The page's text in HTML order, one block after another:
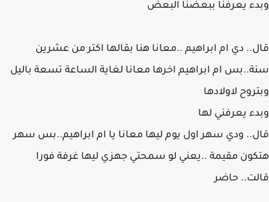
وبدء يعرفنا ببعضنا البعض
قال.. دي ام ابراهيم ..معانا هنا بقالها اكتر من عشرين
سنة..بس ام ابراهيم اخرها معانا لغاية الساعة تسعة باليل
وبتروح لاولادها
وبدء يعرفني لها
قال.. ودي سهر اول يوم ليها معانا يا ام ابراهيم..بس سهر
هتكون مقيمة ..يعني لو سمحتي جهزي ليها غرفة فورا
قالت.. حاضر